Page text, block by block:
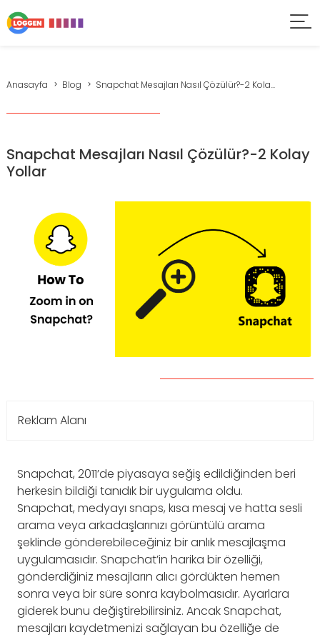
Anasayfa Blog Snapchat Mesajları Nasıl Çözülür?-2 Kola...
Snapchat Mesajları Nasıl Çözülür?-2 Kolay
Yollar
Reklam Alanı
Snapchat, 2011’de piyasaya seğiş edildiğinden beri
herkesin bildiği tanıdık bir uygulama oldu.
Snapchat, medyayı snaps, kısa mesaj ve hatta sesli
arama veya arkadaşlarınızı görüntülü arama
şeklinde gönderebileceğiniz bir anlık mesajlaşma
uygulamasıdır. Snapchat’in harika bir özelliği,
gönderdiğiniz mesajların alıcı gördükten hemen
sonra veya bir süre sonra kaybolmasıdır. Ayarlara
giderek bunu değiştirebilirsiniz. Ancak Snapchat,
mesajları kaydetmenizi sağlayan bu özelliğe de